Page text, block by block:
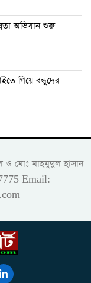
অভিযান শুরু
গিয়ে বন্ধুদের
ও মোঃ মাহমুদুল হাসান
Email: